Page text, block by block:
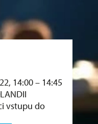
14:00 – 14:45
vstupu do